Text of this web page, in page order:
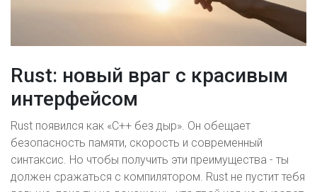
Rust: новый враг с красивым
интерфейсом
Rust появился как «C++ без дыр». Он обещает
безопасность памяти, скорость и современный
синтаксис. Но чтобы получить эти преимущества - ты
должен сражаться с компилятором. Rust не пустит тебя